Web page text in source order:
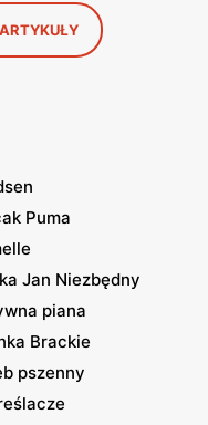
Puma
Jan Niezbędny
piana
Brackie
pszenny